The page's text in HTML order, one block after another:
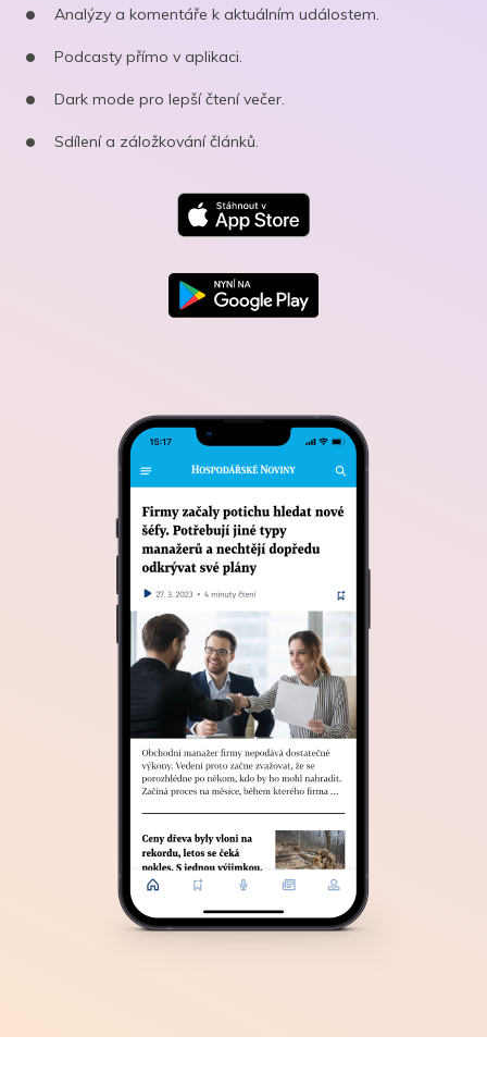
Analýzy a komentáře k aktuálním událostem.
Podcasty přímo v aplikaci.
Dark mode pro lepší čtení večer.
Sdílení a záložkování článků.